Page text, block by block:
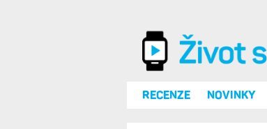
RECENZE NOVINKY